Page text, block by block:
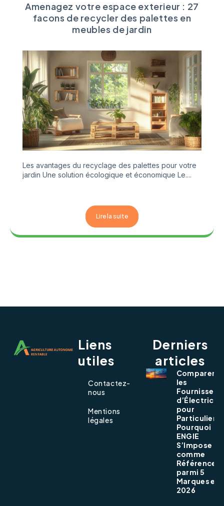
Amenagez votre espace exterieur : 27
facons de recycler des palettes en
meubles de jardin
Les avantages du recyclage des palettes pour votre
jardin Une solution écologique et économique Le....
Lire la suite
Derniers
articles
Comparer
les
d’Électricité
pour
Particuliers :
Pourquoi
ENGIE
S’Impose
comme
Référence
parmi 5
Marques en
2026
Liens
utiles
Contactez-
nous
Mentions
légales